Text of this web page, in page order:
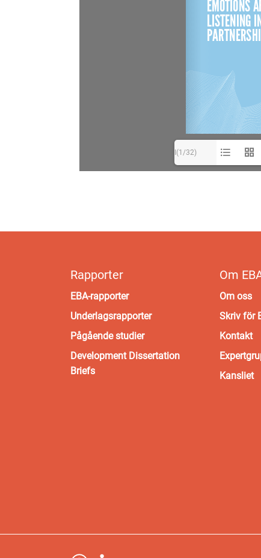
I(1/32)
Rapporter
EBA-rapporter
Underlagsrapporter
Pågående studier
Development Dissertation
Briefs
Om
Om oss
Skriv för
Kontakt
Kansliet